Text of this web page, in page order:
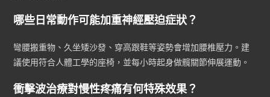
哪些日常動作可能加重神經壓迫症狀？
彎腰搬重物、久坐矮沙發、穿高跟鞋等姿勢會增加腰椎壓力。建
議使用符合人體工學的座椅，並每小時起身做髖關節伸展運動。
衝擊波治療對慢性疼痛有何特殊效果？